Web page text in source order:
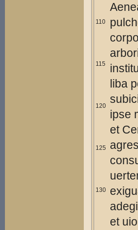
110
115
120
125
130
liba
ipse
et
et